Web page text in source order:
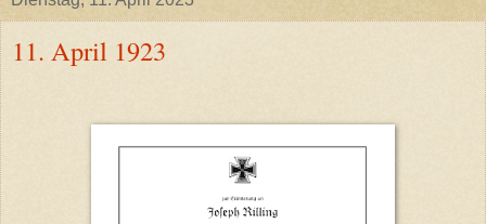
11. April 1923